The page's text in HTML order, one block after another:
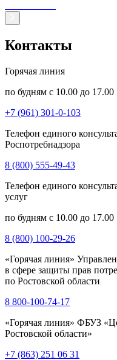
Контакты
Горячая линия
по будням с 10.00 до 17.00
+7 (961) 301-0-103
Телефон единого
Роспотребнадзора
8 (800) 555-49-43
Телефон единого
услуг
по будням с 10.00 до 17.00
8 (800) 100-29-26
«Горячая линия»
в сфере защиты прав
по Ростовской области
8 800-100-74-17
«Горячая линия» ФБУЗ
Ростовской области»
+7 (863) 251 06 31